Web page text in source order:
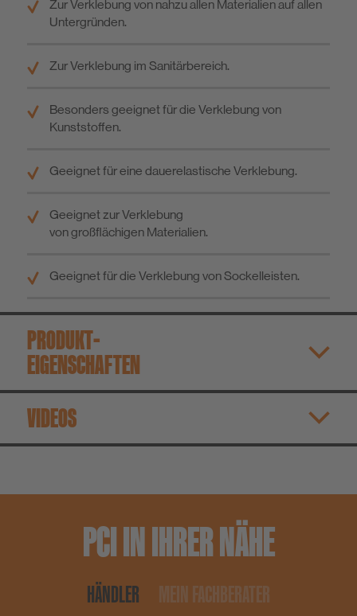
Zur Verklebung von nahzu allen Materialien auf allen
Untergründen.
Zur Verklebung im Sanitärbereich.
Besonders geeignet für die Verklebung von
Kunststoffen.
Geeignet für eine dauerelastische Verklebung.
Geeignet zur Verklebung
von großflächigen Materialien.
Geeignet für die Verklebung von Sockelleisten.
PRODUKT­
EIGENSCHAFTEN
VIDEOS
PCI IN IHRER NÄHE
HÄNDLER MEIN FACHBERATER